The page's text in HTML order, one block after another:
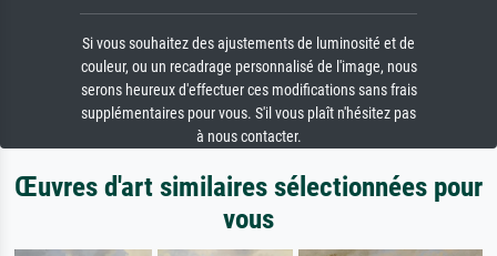
Si vous souhaitez des ajustements de luminosité et de
couleur, ou un recadrage personnalisé de l'image, nous
serons heureux d'effectuer ces modifications sans frais
supplémentaires pour vous. S'il vous plaît n'hésitez pas
à nous contacter.
Œuvres d'art similaires sélectionnées pour
vous